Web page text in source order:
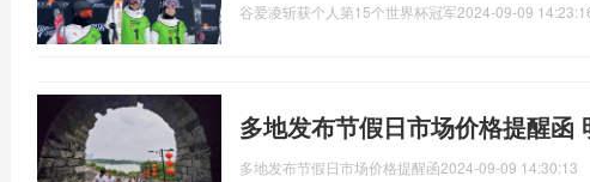
谷爱凌斩获个人第15个世界杯冠军2024-09-09
多地发布节假日市场价格提醒函
多地发布节假日市场价格提醒函2024-09-09 14:30:13